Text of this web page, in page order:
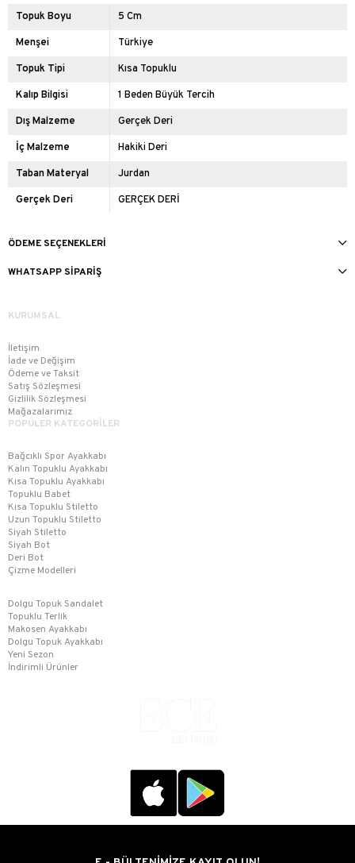
Topuk Boyu 5 Cm
Menşei Türkiye
Topuk Tipi Kısa Topuklu
Kalıp Bilgisi 1 Beden Büyük Tercih
Dış Malzeme Gerçek Deri
İç Malzeme Hakiki Deri
Taban Materyal Jurdan
Gerçek Deri GERÇEK DERİ
ÖDEME SEÇENEKLERI
WHATSAPP SIPARIŞ
KURUMSAL
İletişim
İade ve Değişim
Ödeme ve Taksit
Satış Sözleşmesi
Gizlilik Sözleşmesi
Mağazalarımız
POPÜLER KATEGORİLER
Bağcıklı Spor Ayakkabı
Kalın Topuklu Ayakkabı
Kısa Topuklu Ayakkabı
Topuklu Babet
Kısa Topuklu Stiletto
Uzun Topuklu Stiletto
Siyah Stiletto
Siyah Bot
Deri Bot
Çizme Modelleri
Dolgu Topuk Sandalet
Topuklu Terlik
Makosen Ayakkabı
Dolgu Topuk Ayakkabı
Yeni Sezon
İndirimli Ürünler